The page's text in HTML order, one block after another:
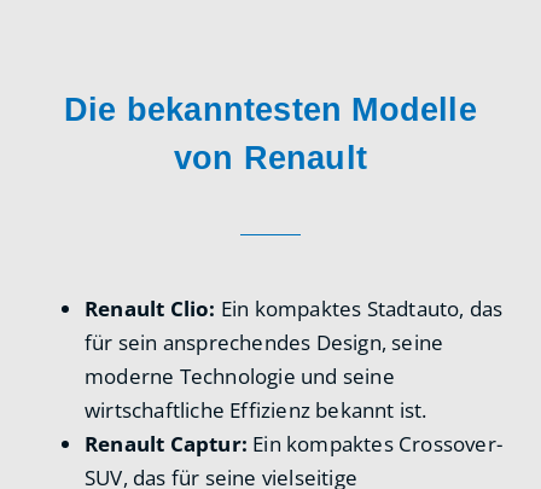
Die bekanntesten Modelle
von Renault
Renault Clio: Ein kompaktes Stadtauto, das
für sein ansprechendes Design, seine
moderne Technologie und seine
wirtschaftliche Effizienz bekannt ist.
Renault Captur: Ein kompaktes Crossover-
SUV, das für seine vielseitige